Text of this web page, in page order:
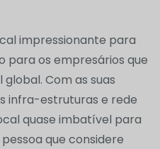
impressionante para
para os empresários que
Com as suas
infra-estruturas e rede
quase imbatível para
que considere